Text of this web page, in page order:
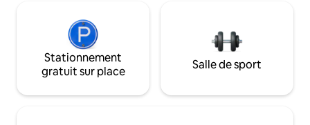
Stationnement
gratuit sur place
Salle de sport